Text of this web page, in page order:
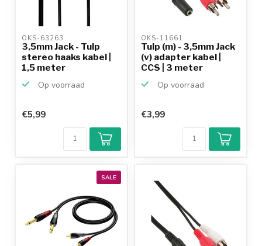
OKS-63263
3,5mm Jack - Tulp
stereo haaks kabel |
1,5 meter
Op voorraad
€5,99
OKS-11661
Tulp (m) - 3,5mm Jack
(v) adapter kabel |
CCS | 3 meter
Op voorraad
€3,99
SALE